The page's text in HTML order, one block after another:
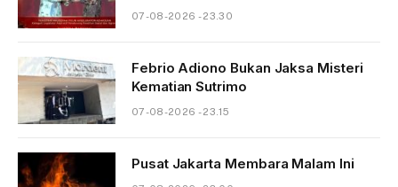
07-08-2026 - 23.30
Febrio Adiono Bukan Jaksa Misteri
Kematian Sutrimo
07-08-2026 - 23.15
Pusat Jakarta Membara Malam Ini